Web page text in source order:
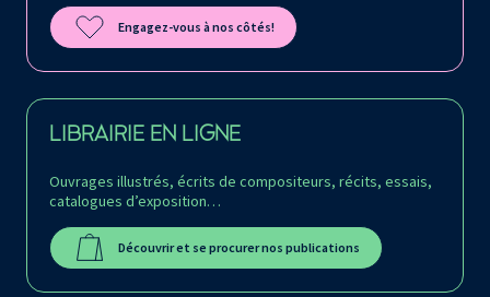
Engagez-vous à nos côtés!
LIBRAIRIE EN LIGNE
Ouvrages illustrés, écrits de compositeurs, récits, essais,
catalogues d’exposition…
Découvrir et se procurer nos publications